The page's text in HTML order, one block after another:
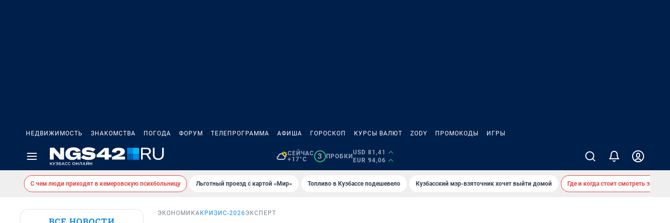
НЕДВИЖИМОСТЬ ЗНАКОМСТВА ПОГОДА ФОРУМ ТЕЛЕПРОГРАММА АФИША ГОРОСКОП КУРСЫ ВАЛЮТ ZODY ПРОМОКОДЫ ИГРЫ
СЕЙЧАС
+17°C
3 ПРОБКИ
USD 81,41
EUR 94,06
С чем люди приходят в кемеровскую психбольницу Льготный проезд с картой «Мир» Топливо в Кузбассе подешевело Кузбасский мэр-взяточник хочет выйти домой Где и когда стоит смотреть
ЭКОНОМИКА КРИЗИС-2026ЭКСПЕРТ